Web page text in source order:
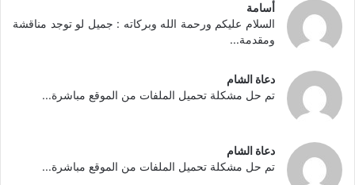
أسامة
السلام عليكم ورحمة الله وبركاته : جميل لو توجد مناقشة
ومقدمة...
دعاة الشام
تم حل مشكلة تحميل الملفات من الموقع مباشرة...
دعاة الشام
تم حل مشكلة تحميل الملفات من الموقع مباشرة...